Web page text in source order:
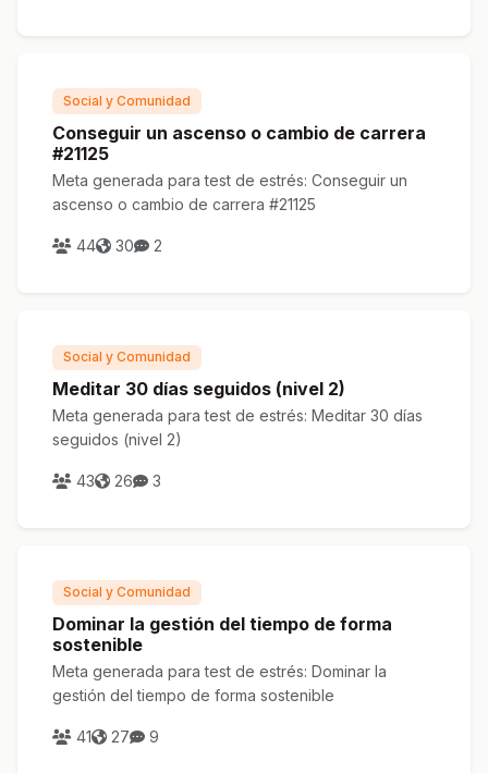
Social y Comunidad
Conseguir un ascenso o cambio de carrera
#21125
Meta generada para test de estrés: Conseguir un
ascenso o cambio de carrera #21125
44 30 2
Social y Comunidad
Meditar 30 días seguidos (nivel 2)
Meta generada para test de estrés: Meditar 30 días
seguidos (nivel 2)
43 26 3
Social y Comunidad
Dominar la gestión del tiempo de forma
sostenible
Meta generada para test de estrés: Dominar la
gestión del tiempo de forma sostenible
41 27 9